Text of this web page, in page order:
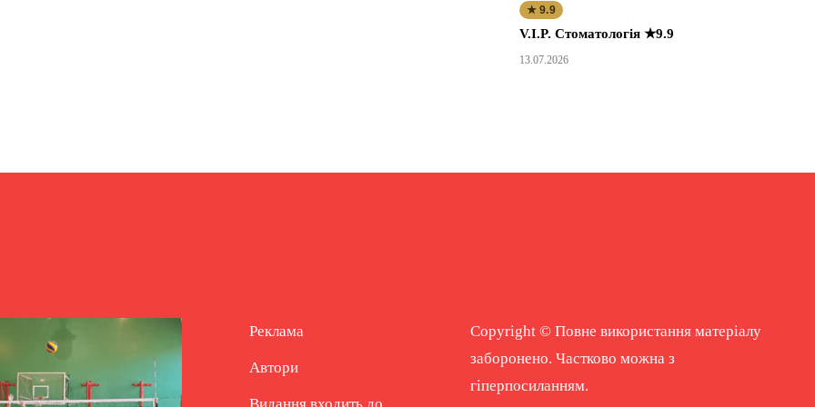
★ 9.9
V.I.P. Стоматологія ★9.9
13.07.2026
Реклама
Автори
Copyright © Повне використання матеріалу
заборонено. Частково можна з
гіперпосиланням.